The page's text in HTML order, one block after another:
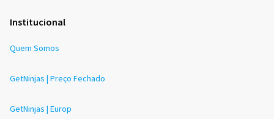
Institucional
Quem Somos
GetNinjas | Preço Fechado
GetNinjas | Europ